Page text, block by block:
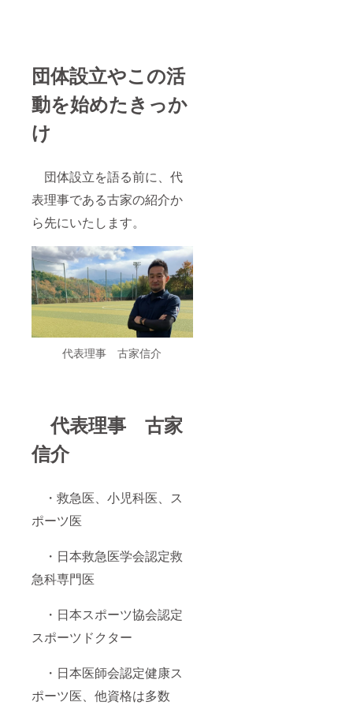
団体設立やこの活
動を始めたきっか
け
団体設立を語る前に、代
表理事である古家の紹介か
ら先にいたします。
代表理事 古家信介
代表理事 古家
信介
・救急医、小児科医、ス
ポーツ医
・日本救急医学会認定救
急科専門医
・日本スポーツ協会認定
スポーツドクター
・日本医師会認定健康ス
ポーツ医、他資格は多数